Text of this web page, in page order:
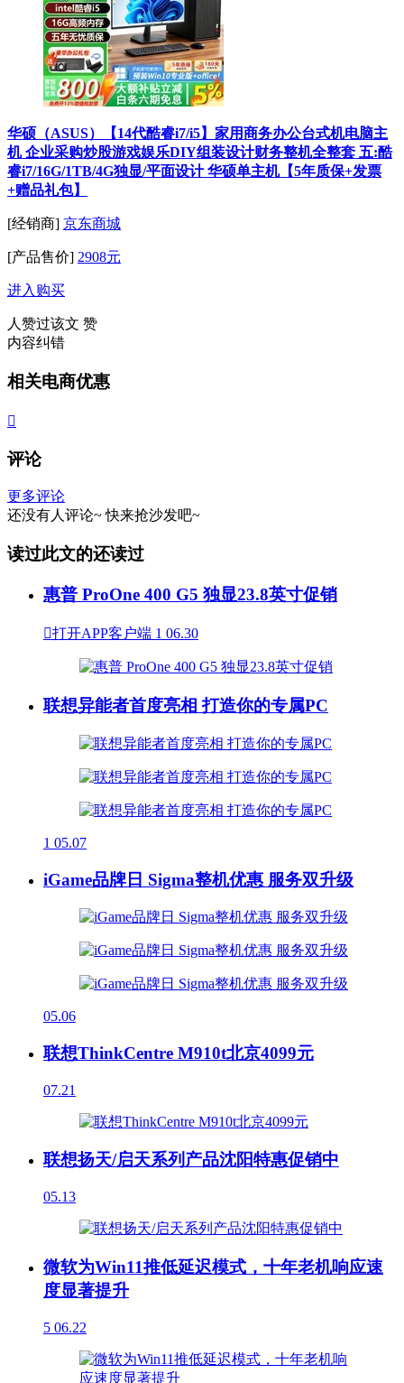
华硕（ASUS）【14代酷睿i7/i5】家用商务办公台式机电脑主
机 企业采购炒股游戏娱乐DIY组装设计财务整机全整套 五:酷
睿i7/16G/1TB/4G独显/平面设计 华硕单主机【5年质保+发票
+赠品礼包】
[经销商] 京东商城
[产品售价] 2908元
进入购买
人赞过该文 赞
内容纠错
相关电商优惠

评论
更多评论
还没有人评论~ 快来抢沙发吧~
读过此文的还读过
惠普 ProOne 400 G5 独显23.8英寸促销
打开APP客户端 1 06.30
联想异能者首度亮相 打造你的专属PC
1 05.07
iGame品牌日 Sigma整机优惠 服务双升级
05.06
联想ThinkCentre M910t北京4099元
07.21
联想扬天/启天系列产品沈阳特惠促销中
05.13
微软为Win11推低延迟模式，十年老机响应速
度显著提升
5 06.22